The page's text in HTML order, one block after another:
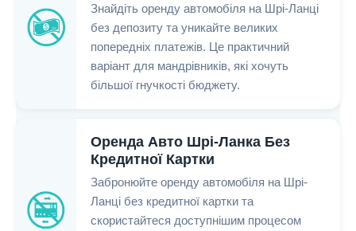
Знайдіть оренду автомобіля на Шрі-Ланці
без депозиту та уникайте великих
попередніх платежів. Це практичний
варіант для мандрівників, які хочуть
більшої гнучкості бюджету.
Оренда Авто Шрі-Ланка Без
Кредитної Картки
Забронюйте оренду автомобіля на Шрі-
Ланці без кредитної картки та
скористайтеся доступнішим процесом